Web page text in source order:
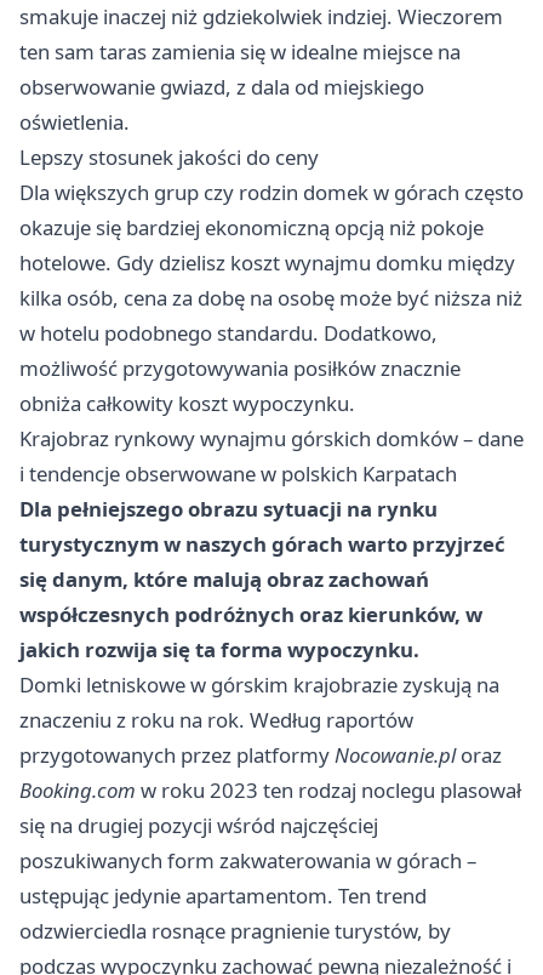
smakuje inaczej niż gdziekolwiek indziej. Wieczorem
ten sam taras zamienia się w idealne miejsce na
obserwowanie gwiazd, z dala od miejskiego
oświetlenia.
Lepszy stosunek jakości do ceny
Dla większych grup czy rodzin domek w górach często
okazuje się bardziej ekonomiczną opcją niż pokoje
hotelowe. Gdy dzielisz koszt wynajmu domku między
kilka osób, cena za dobę na osobę może być niższa niż
w hotelu podobnego standardu. Dodatkowo,
możliwość przygotowywania posiłków znacznie
obniża całkowity koszt wypoczynku.
Krajobraz rynkowy wynajmu górskich domków – dane
i tendencje obserwowane w polskich Karpatach
Dla pełniejszego obrazu sytuacji na rynku
turystycznym w naszych górach warto przyjrzeć
się danym, które malują obraz zachowań
współczesnych podróżnych oraz kierunków, w
jakich rozwija się ta forma wypoczynku.
Domki letniskowe w górskim krajobrazie zyskują na
znaczeniu z roku na rok. Według raportów
przygotowanych przez platformyNocowanie.ploraz
Booking.com w roku 2023 ten rodzaj noclegu plasował
się na drugiej pozycji wśród najczęściej
poszukiwanych form zakwaterowania w górach –
ustępując jedynie apartamentom. Ten trend
odzwierciedla rosnące pragnienie turystów, by
podczas wypoczynku zachować pewną niezależność i